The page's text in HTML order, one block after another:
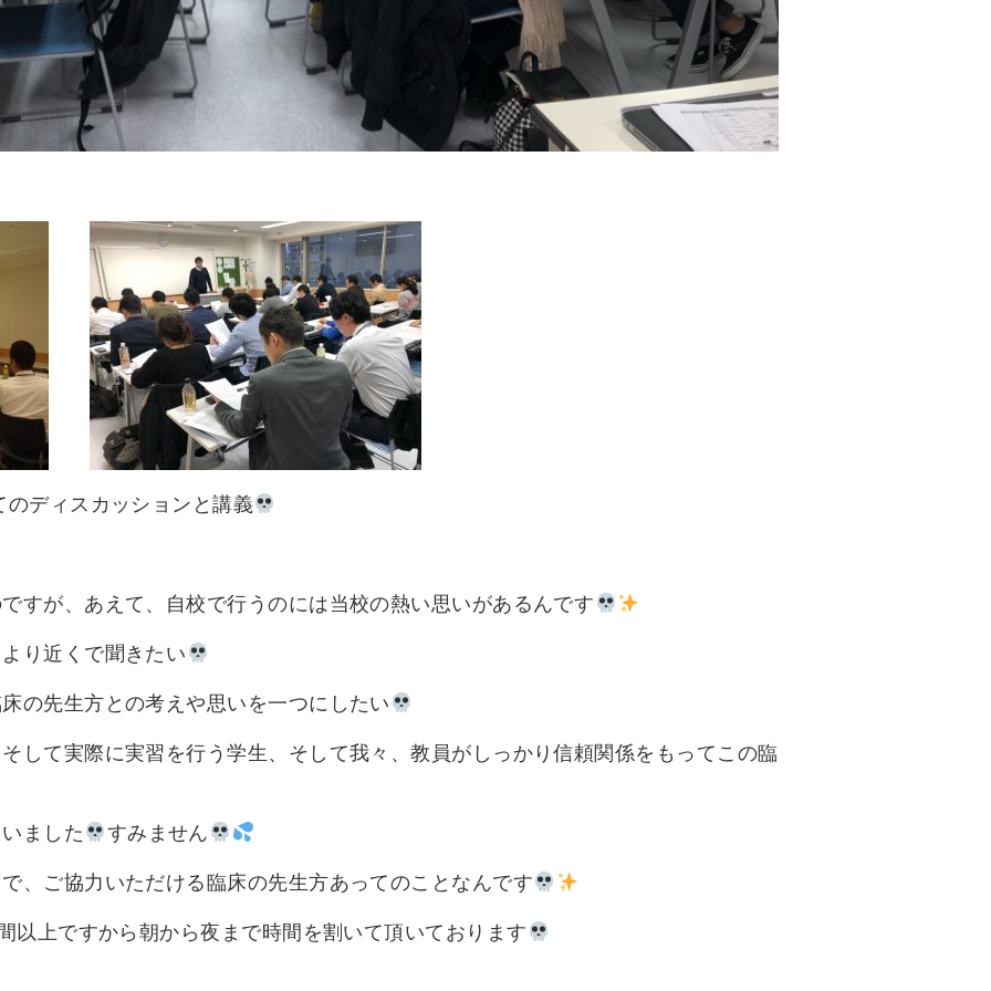
ディスカッションと講義
すが、あえて、自校で行うのには当校の熱い思いがあるんです
り近くで聞きたい
の先生方との考えや思いを一つにしたい
して実際に実習を行う学生、そして我々、教員がしっかり信頼関係をもってこの臨
ました すみません
、ご協力いただける臨床の先生方あってのことなんです
以上ですから朝から夜まで時間を割いて頂いております